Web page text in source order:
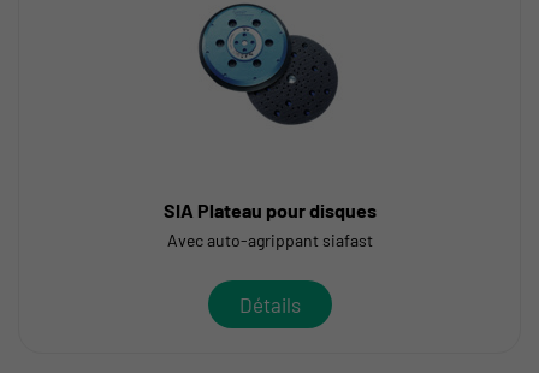
SIA Plateau pour disques
Avec auto-agrippant siafast
Détails